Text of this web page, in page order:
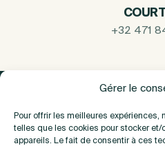
Gérer le
Pour offrir les meilleures
telles que les cookies pour stocker
appareils. Le fait de consentir à ces
+32 471